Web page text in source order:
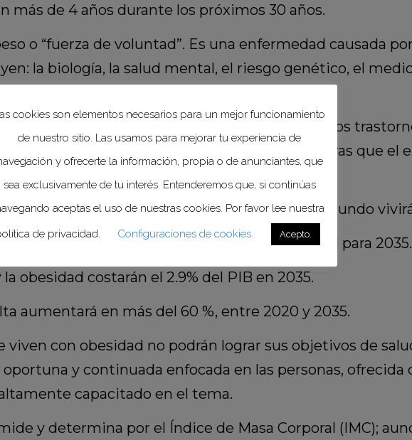
más de 4 años durante los próximos 30 años.
o “fuerza de voluntad”. Es una enfermedad causada
la biología, la salud mental, el riesgo genético, el
acceso a alimentos ultraprocesados.
y la obesidad es sumamente compleja. Algunos
pueden ocasionar un aumento de peso, mientras que el
como la depresión.
2 mil millones (1,900) de personas en todo el mundo
de 400 millones de niños tendrán obesidad para 2035.
obesidad costarán el 2.9% del PIB en 2035.
aumentará en más del 60 %, entre 2020 y 2035.
viven con obesidad no podrán lograr sus objetivos de
y continuada enfocada en las personas, ofrecida
capacitado en el tema.
y determina por el Índice de Masa Corporal (IMC);
cookies son elementos necesarios para un mejor funcionamiento
de nuestro sitio. Las usamos para mejorar tu experiencia de
y ofrecerte la información, propia o de anunciantes, que
sea exclusivamente de tu interés. Entenderemos que, si continúas
aceptas el uso de nuestras cookies. Por favor lee nuestra
de privacidad.
Configuraciones de cookies. Acepto.